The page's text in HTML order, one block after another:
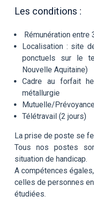
Les conditions :
Rémunération
Localisation : site
ponctuels sur le
Nouvelle Aquitaine)
Cadre au forfait
métallurgie
Mutuelle/Prévoyance
Télétravail (2 jours)
La prise de poste se
Tous nos postes
situation de handicap.
A compétences
celles de personnes
étudiées.